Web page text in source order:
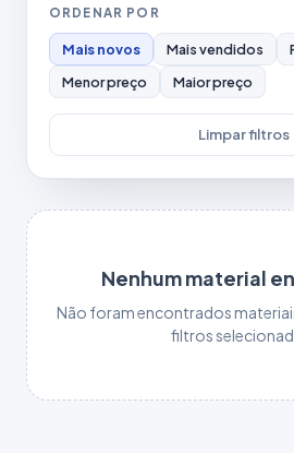
ORDENAR POR
Mais novos Mais vendidos
Menor preço
Maior preço
Limpar filtros
Nenhum material
Não foram encontrados
filtros